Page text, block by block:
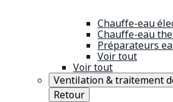
Chauffe-eau
Chauffe-eau
Préparateurs
Voir tout
Voir tout
Ventilation & traitement
Retour